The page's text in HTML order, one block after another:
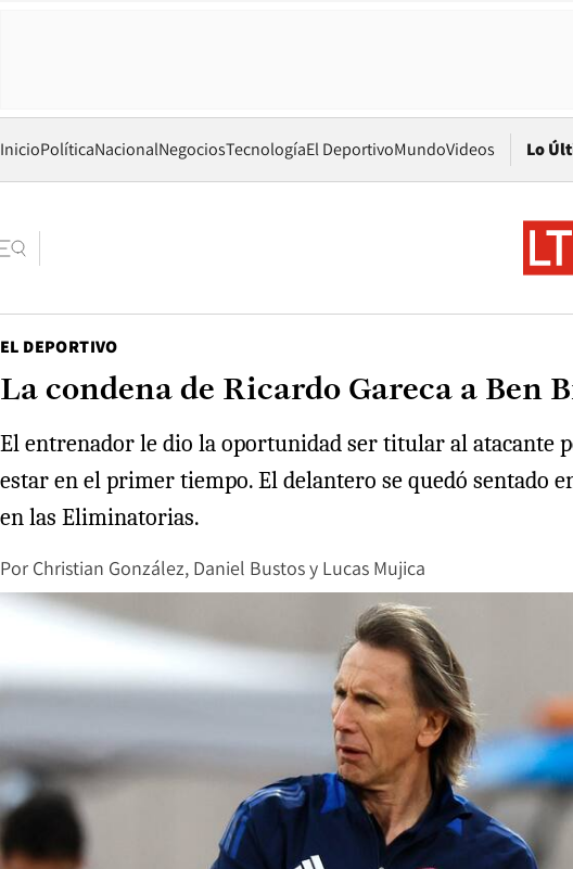
InicioPolíticaNacionalNegociosTecnologíaEl DeportivoMundoVideos Lo
EL DEPORTIVO
La condena de Ricardo Gareca a
El entrenador le dio la oportunidad ser titular al atacante
estar en el primer tiempo. El delantero se quedó sentado
en las Eliminatorias.
Por Christian González, Daniel Bustosy Lucas Mujica